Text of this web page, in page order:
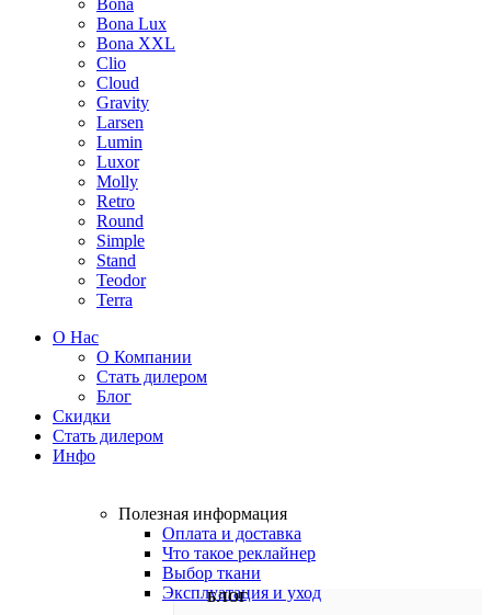
Bona
Bona Lux
Bona XXL
Clio
Cloud
Gravity
Larsen
Lumin
Luxor
Molly
Retro
Round
Simple
Stand
Teodor
Terra
О Нас
О Компании
Стать дилером
Блог
Скидки
Стать дилером
Инфо
Полезная информация
Оплата и доставка
Что такое реклайнер
Выбор ткани
Эксплуатация и уход
БЛОГ